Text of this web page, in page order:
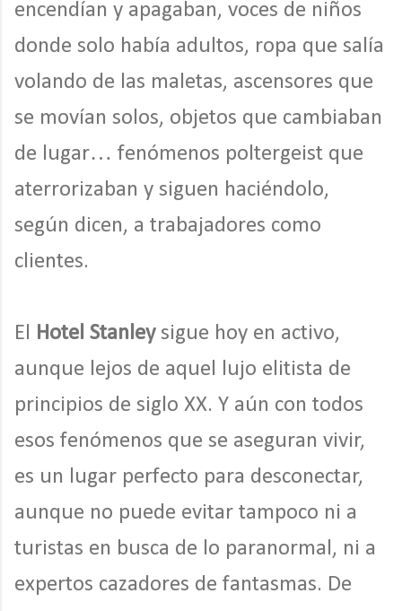
encendían y apagaban, voces de niños
donde solo había adultos, ropa que salía
volando de las maletas, ascensores que
se movían solos, objetos que cambiaban
de lugar… fenómenos poltergeist que
aterrorizaban y siguen haciéndolo,
según dicen, a trabajadores como
clientes.
El Hotel Stanleysigue hoy en activo,
aunque lejos de aquel lujo elitista de
principios de siglo XX. Y aún con todos
esos fenómenos que se aseguran vivir,
es un lugar perfecto para desconectar,
aunque no puede evitar tampoco ni a
turistas en busca de lo paranormal, ni a
expertos cazadores de fantasmas. De